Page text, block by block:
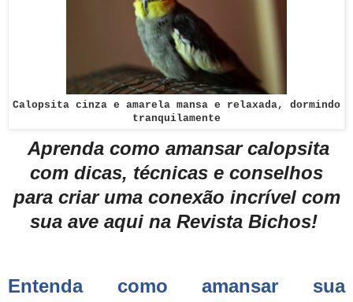
Calopsita cinza e amarela mansa e relaxada, dormindo
tranquilamente
Aprenda como amansar calopsita
com dicas, técnicas e conselhos
para criar uma conexão incrível com
sua ave aqui na Revista Bichos!
Entenda como amansar sua